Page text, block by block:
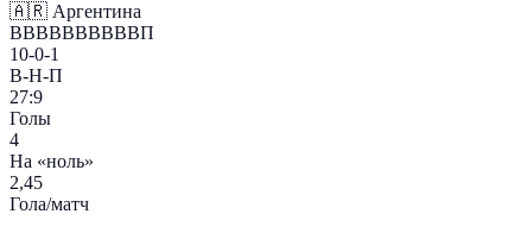
🇦🇷 Аргентина
ВВВВВВВВВВП
10-0-1
В-Н-П
27:9
Голы
4
На «ноль»
2,45
Гола/матч